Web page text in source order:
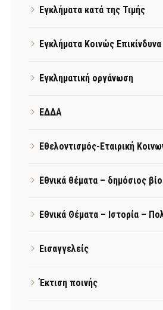
Εγκλήματα κατά της Τιμής
Εγκλήματα Κοινώς Επικίνδυνα
Εγκληματική οργάνωση
ΕΔΔΑ
Εθελοντισμός-Εταιρική
Εθνικά θέματα – δημόσιος
Εθνικά Θέματα – Ιστορία –
Εισαγγελείς
Έκτιση ποινής